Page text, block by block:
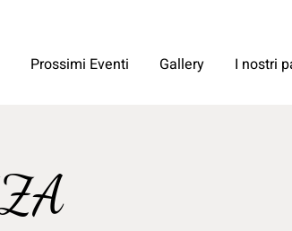
Prossimi Eventi Gallery I nostri